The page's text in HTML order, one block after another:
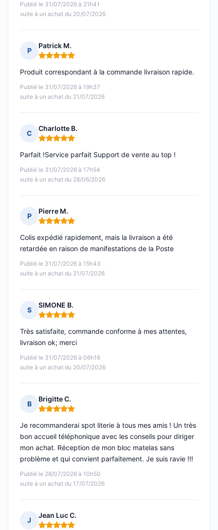
Publié le 31/07/2026 à 21h41
suite à un achat du 20/07/2026
P
Patrick M.
Note : 5 sur 5
Publié le 31/07/2026 à 19h37
suite à un achat du 21/07/2026
Produit correspondant à la commande livraison rapide.
C
Charlotte B.
Note : 5 sur 5
Publié le 31/07/2026 à 17h54
suite à un achat du 28/06/2026
Parfait !Service parfait Support de vente au top !
P
Pierre M.
Note : 5 sur 5
Publié le 31/07/2026 à 15h43
suite à un achat du 21/07/2026
Colis expédié rapidement, mais la livraison a été
retardée en raison de manifestations de la Poste
S
SIMONE B.
Note : 5 sur 5
Publié le 31/07/2026 à 06h16
suite à un achat du 20/07/2026
Très satisfaite, commande conforme à mes attentes,
livraison ok; merci
B
Brigitte C.
Note : 5 sur 5
Publié le 28/07/2026 à 10h50
suite à un achat du 17/07/2026
Je recommanderai spot literie à tous mes amis ! Un très
bon accueil téléphonique avec les conseils pour diriger
mon achat. Réception de mon bloc matelas sans
problème et qui convient parfaitement. Je suis ravie !!!
J
Jean Luc C.